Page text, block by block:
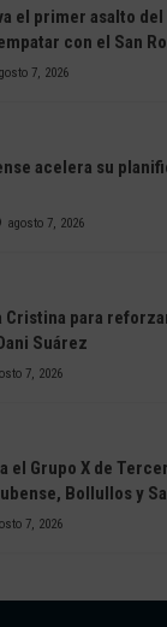
el primer asalto
con el San
7, 2026
acelera su
agosto 7, 2026
Cristina para
Suárez
7, 2026
el Grupo X de
Bollullos y
7, 2026